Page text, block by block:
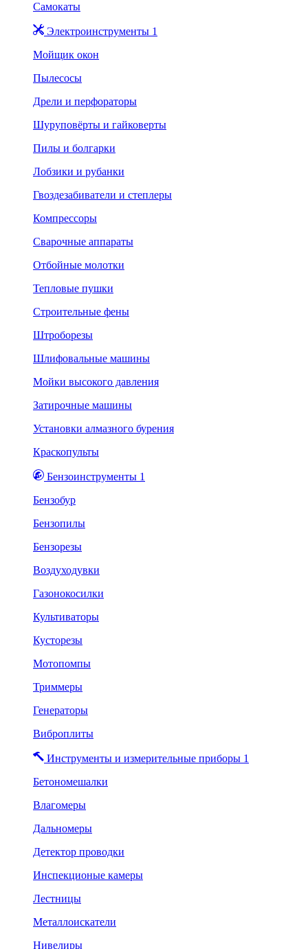
Самокаты
Электроинструменты 1
Мойщик окон
Пылесосы
Дрели и перфораторы
Шуруповёрты и гайковерты
Пилы и болгарки
Лобзики и рубанки
Гвоздезабиватели и степлеры
Компрессоры
Сварочные аппараты
Отбойные молотки
Тепловые пушки
Строительные фены
Штроборезы
Шлифовальные машины
Мойки высокого давления
Затирочные машины
Установки алмазного бурения
Краскопульты
Бензоинструменты 1
Бензобур
Бензопилы
Бензорезы
Воздуходувки
Газонокосилки
Культиваторы
Кусторезы
Мотопомпы
Триммеры
Генераторы
Виброплиты
Инструменты и измерительные приборы 1
Бетономешалки
Влагомеры
Дальномеры
Детектор проводки
Инспекционые камеры
Лестницы
Металлоискатели
Нивелиры